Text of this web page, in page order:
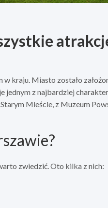
kraju. Miasto zostało
jednym z najbardziej
Mieście, z Muzeum
zwiedzić. Oto kilka z nich: